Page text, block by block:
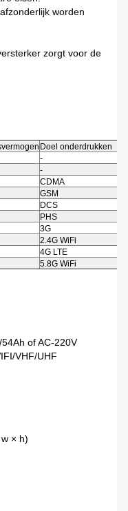
worden
zorgt voor de
Doel onderdrukken
-
-
CDMA
GSM
DCS
PHS
3G
2.4G WiFi
4G LTE
5.8G WiFi
of AC-220V
VHF/UHF
× h)